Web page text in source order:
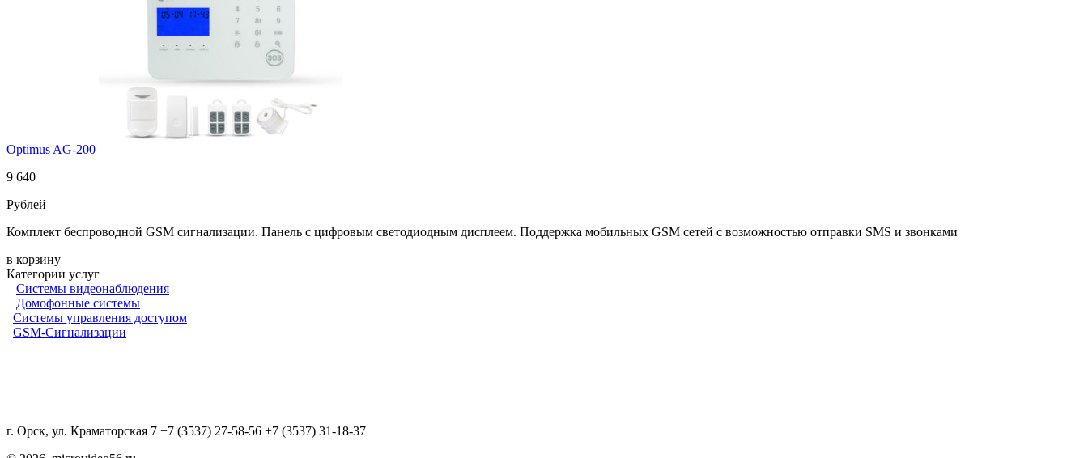
Optimus AG-200
9 640
Рублей
Комплект беспроводной GSM сигнализации. Панель с цифровым светодиодным дисплеем. Поддержка мобильных GSM сетей с возможностью отправки SMS и звонками
в корзину
Категории услуг
Системы видеонаблюдения
Домофонные системы
Системы управления доступом
GSM-Сигнализации
г. Орск, ул. Краматорская 7 +7 (3537) 27-58-56 +7 (3537) 31-18-37